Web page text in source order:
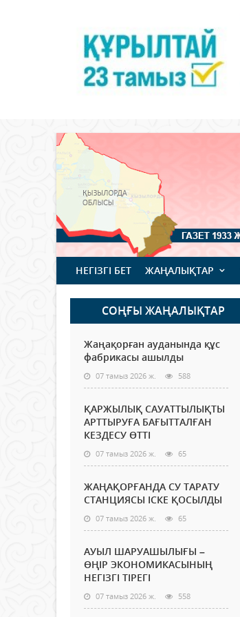
НЕГІЗГІ БЕТ ЖАҢАЛЫҚТАР
СОҢҒЫ ЖАҢАЛЫҚТАР
Жаңақорған ауданында құс
фабрикасы ашылды
07 тамыз 2026 ж. 588
ҚАРЖЫЛЫҚ САУАТТЫЛЫҚТЫ
АРТТЫРУҒА БАҒЫТТАЛҒАН
КЕЗДЕСУ ӨТТІ
07 тамыз 2026 ж. 65
ЖАҢАҚОРҒАНДА СУ ТАРАТУ
СТАНЦИЯСЫ ІСКЕ ҚОСЫЛДЫ
07 тамыз 2026 ж. 65
АУЫЛ ШАРУАШЫЛЫҒЫ –
ӨҢІР ЭКОНОМИКАСЫНЫҢ
НЕГІЗГІ ТІРЕГІ
07 тамыз 2026 ж. 558